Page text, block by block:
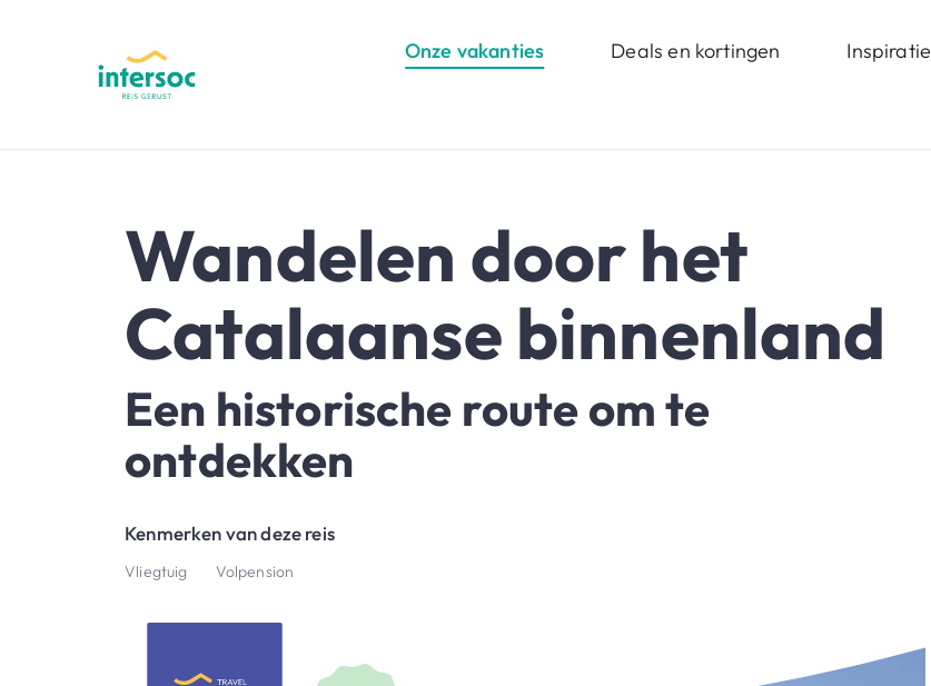
Onze vakanties Deals en kortingen Inspiratie
Wandelen door het
Catalaanse binnenland
Een historische route om te
ontdekken
Kenmerken van deze reis
Vliegtuig Volpension